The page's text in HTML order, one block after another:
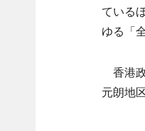
ている
ゆる「
香港
元朗地